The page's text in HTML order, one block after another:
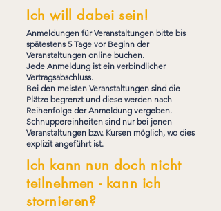
Ich will dabei sein!
Anmeldungen für Veranstaltungen bitte bis
spätestens 5 Tage vor Beginn der
Veranstaltungen online buchen.
Jede Anmeldung ist ein verbindlicher
Vertragsabschluss.
Bei den meisten Veranstaltungen sind die
Plätze begrenzt und diese werden nach
Reihenfolge der Anmeldung vergeben.
Schnuppereinheiten sind nur bei jenen
Veranstaltungen bzw. Kursen möglich, wo dies
explizit angeführt ist.
Ich kann nun doch nicht
teilnehmen - kann ich
stornieren?